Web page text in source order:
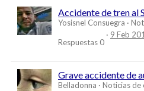
Accidente de tren al
Yosisnel Consuegra
Respuestas 0
9 Feb
Grave accidente de
Belladonna Noticias de